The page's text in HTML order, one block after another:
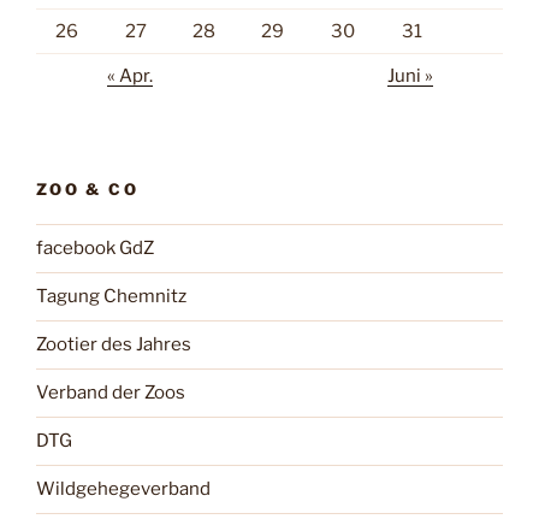
26 27 28 29 30 31
« Apr. Juni »
ZOO & CO
facebook GdZ
Tagung Chemnitz
Zootier des Jahres
Verband der Zoos
DTG
Wildgehegeverband